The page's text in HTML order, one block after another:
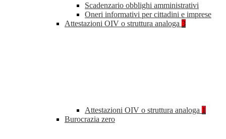
Scadenzario obblighi amministrativi
Oneri informativi per cittadini e imprese
Attestazioni OIV o struttura analoga 3
Attestazioni OIV o struttura analoga 1
Burocrazia zero